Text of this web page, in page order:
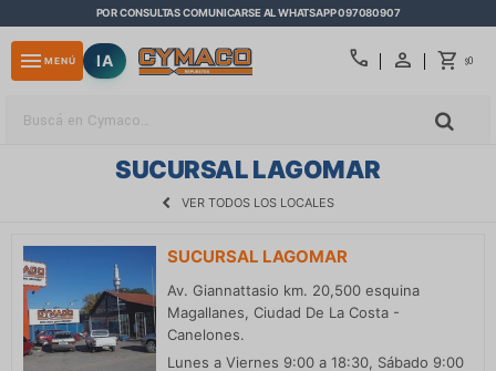
POR CONSULTAS COMUNICARSE AL WHATSAPP 097080907
call $0
menu MENÚ IA
SUCURSAL LAGOMAR
VER TODOS LOS LOCALES
SUCURSAL LAGOMAR
Av. Giannattasio km. 20,500 esquina
Magallanes, Ciudad De La Costa -
Canelones.
Lunes a Viernes 9:00 a 18:30, Sábado 9:00
close